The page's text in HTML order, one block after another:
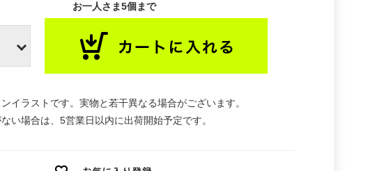
お一人さま5個まで
イラストです。実物と若干異なる場合がございます。
い場合は、5営業日以内に出荷開始予定です。